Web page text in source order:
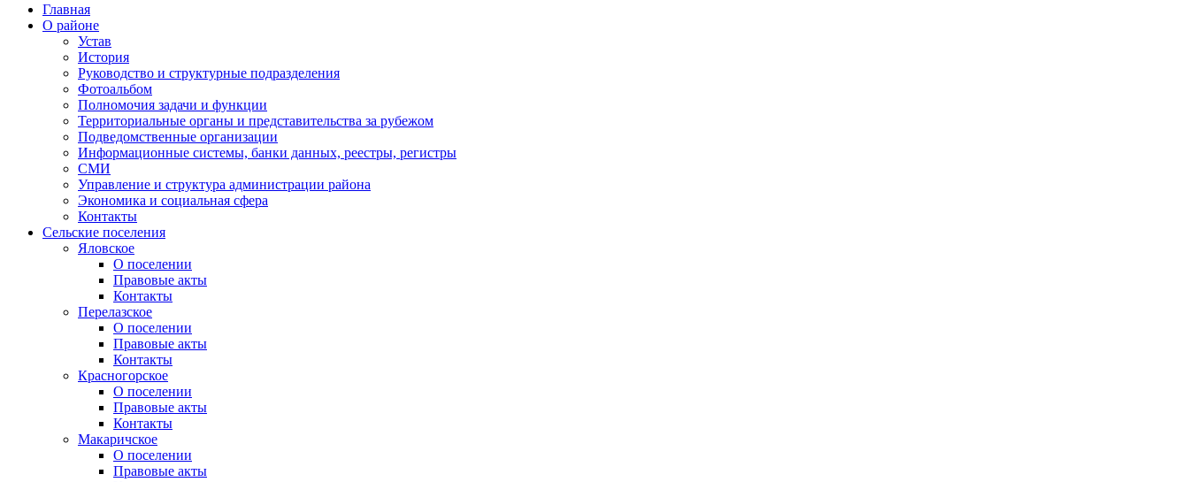
Главная
О районе
Устав
История
Руководство и структурные подразделения
Фотоальбом
Полномочия задачи и функции
Территориальные органы и представительства за рубежом
Подведомственные организации
Информационные системы, банки данных, реестры, регистры
СМИ
Управление и структура администрации района
Экономика и социальная сфера
Контакты
Сельские поселения
Яловское
О поселении
Правовые акты
Контакты
Перелазское
О поселении
Правовые акты
Контакты
Красногорское
О поселении
Правовые акты
Контакты
Макаричское
О поселении
Правовые акты